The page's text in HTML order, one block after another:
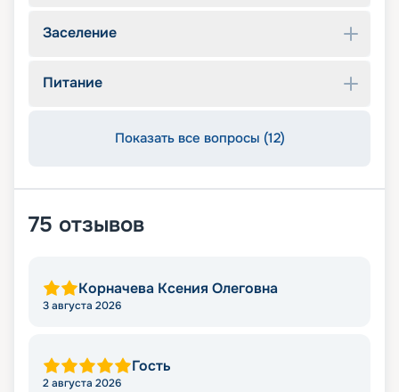
Заселение
Питание
Показать все вопросы (12)
75 отзывов
Корначева Ксения Олеговна
3 августа 2026
Гость
2 августа 2026